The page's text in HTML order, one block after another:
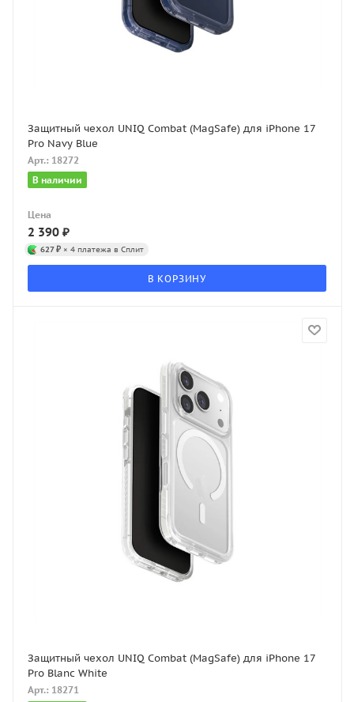
Защитный чехол UNIQ Combat (MagSafe) для iPhone 17
Pro Navy Blue
Арт.: 18272
В наличии
Цена
2 390 ₽
627 ₽ × 4 платежа в Сплит
В КОРЗИНУ
Защитный чехол UNIQ Combat (MagSafe) для iPhone 17
Pro Blanc White
Арт.: 18271